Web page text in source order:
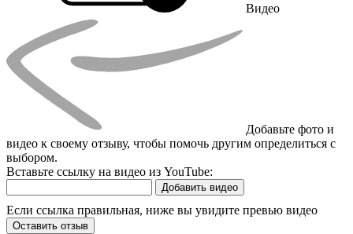
Видео
Добавьте фото и
видео к своему отзыву, чтобы помочь другим определиться с
выбором.
Вставьте ссылку на видео из YouTube:
Добавить видео
Если ссылка правильная, ниже вы увидите превью видео
Оставить отзыв